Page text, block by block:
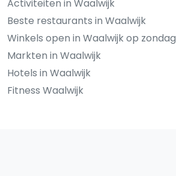
Activiteiten in Waalwijk
Beste restaurants in Waalwijk
Winkels open in Waalwijk op zondag
Markten in Waalwijk
Hotels in Waalwijk
Fitness Waalwijk